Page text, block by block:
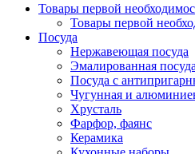
Товары первой
Товары первой
Посуда
Нержавеющая посуда
Эмалированная посуда
Посуда с
Чугунная и
Хрусталь
Фарфор, фаянс
Керамика